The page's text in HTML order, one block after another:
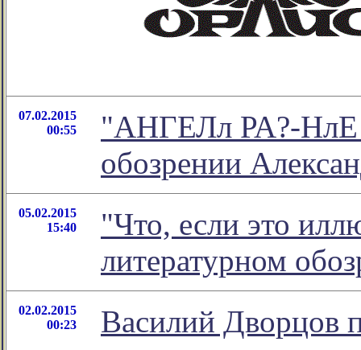
07.02.2015
00:55
"АНГЕЛл РА?-
обозрении
05.02.2015
15:40
"Что, если это
литературном
02.02.2015
00:23
Василий Дворцов